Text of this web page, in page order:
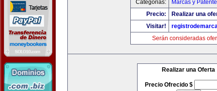
Categorias:
Marcas y
Precio:
Realizar una
Visitar!
Serán consideradas
Realizar una Oferta
Precio Ofrecido $